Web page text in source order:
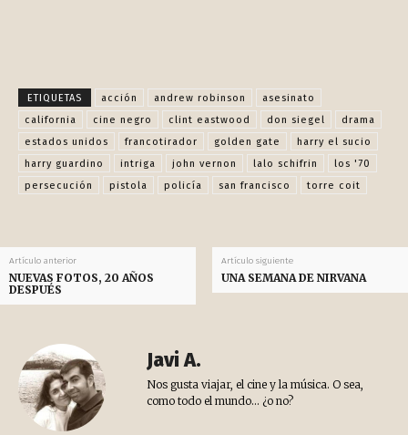
ETIQUETAS acción andrew robinson
asesinato
california
cine negro clint eastwood don siegel
drama
estados unidos
francotirador golden gate
harry el sucio
harry guardino
intriga john vernon lalo schifrin
los '70
persecución
pistola policía san francisco torre coit
Artículo anterior
NUEVAS FOTOS, 20 AÑOS
DESPUÉS
Artículo siguiente
UNA SEMANA DE NIRVANA
Javi A.
Nos gusta viajar, el cine y la música. O sea,
como todo el mundo... ¿o no?